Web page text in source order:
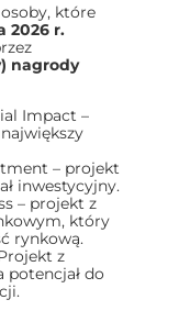
które
2026 r.
nagrody
Impact –
– projekt
inwestycyjny.
– projekt z
który
rynkową.
z
do